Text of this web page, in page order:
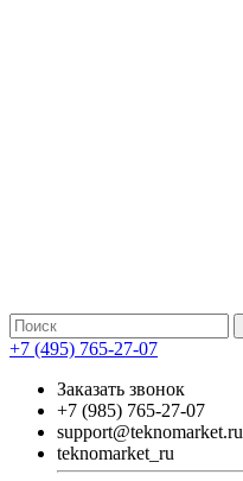
+7 (495) 765-27-07
Заказать звонок
+7 (985) 765-27-07
support@teknomarket.ru
teknomarket_ru